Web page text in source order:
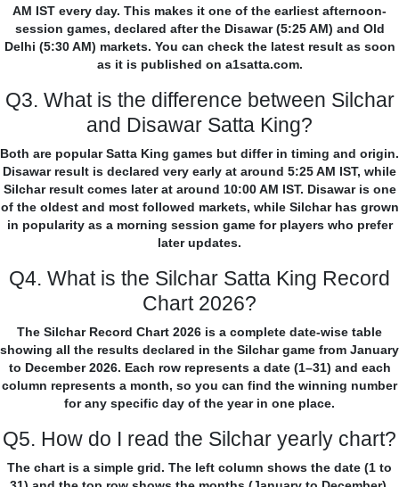
AM IST every day. This makes it one of the earliest afternoon-
session games, declared after the Disawar (5:25 AM) and Old
Delhi (5:30 AM) markets. You can check the latest result as soon
as it is published on a1satta.com.
Q3. What is the difference between Silchar
and Disawar Satta King?
Both are popular Satta King games but differ in timing and origin.
Disawar result is declared very early at around 5:25 AM IST, while
Silchar result comes later at around 10:00 AM IST. Disawar is one
of the oldest and most followed markets, while Silchar has grown
in popularity as a morning session game for players who prefer
later updates.
Q4. What is the Silchar Satta King Record
Chart 2026?
The Silchar Record Chart 2026 is a complete date-wise table
showing all the results declared in the Silchar game from January
to December 2026. Each row represents a date (1–31) and each
column represents a month, so you can find the winning number
for any specific day of the year in one place.
Q5. How do I read the Silchar yearly chart?
The chart is a simple grid. The left column shows the date (1 to